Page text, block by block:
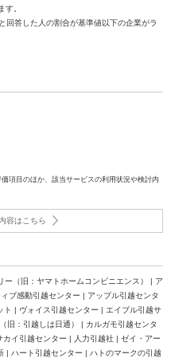
す。
答した人の割合が基準値以下の企業がラ
項目のほか、該当サービスの利用状況や検討内
容はこちら
（旧：ヤマトホームコンビニエンス） | ア
ブ感動引越センター | アップル引越センタ
| ヴォイス引越センター | エイブル引越サ
旧：引越しは日通） | カルガモ引越センタ
イ引越センター | 人力引越社 | ゼイ・アー
| ハート引越センター | ハトのマークの引越